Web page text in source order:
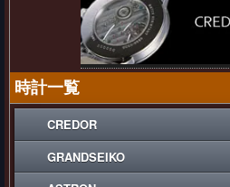
時計一覧
CREDOR
GRANDSEIKO